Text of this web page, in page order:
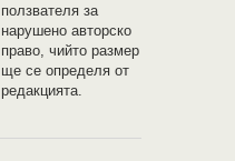
ползвателя за
нарушено авторско
право, чийто размер
ще се определя от
редакцията.